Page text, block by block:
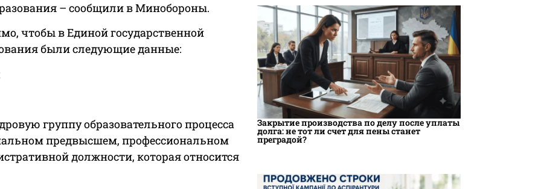
– сообщили в Минобороны.
чтобы в Единой государственной
были следующие данные:
группу образовательного процесса
предвысшем, профессиональном
должности, которая относится
Закрытие производства по делу после уплаты
долга: не тот ли счет для пены станет
преградой?